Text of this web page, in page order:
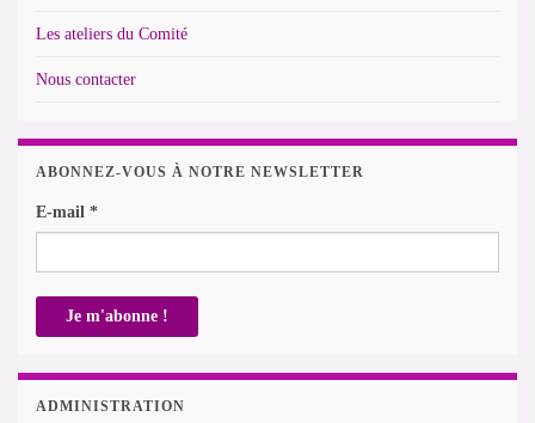
Les ateliers du Comité
Nous contacter
ABONNEZ-VOUS À NOTRE NEWSLETTER
E-mail *
ADMINISTRATION